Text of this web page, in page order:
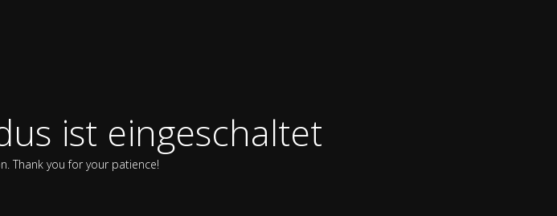
ist eingeschaltet
Thank you for your patience!